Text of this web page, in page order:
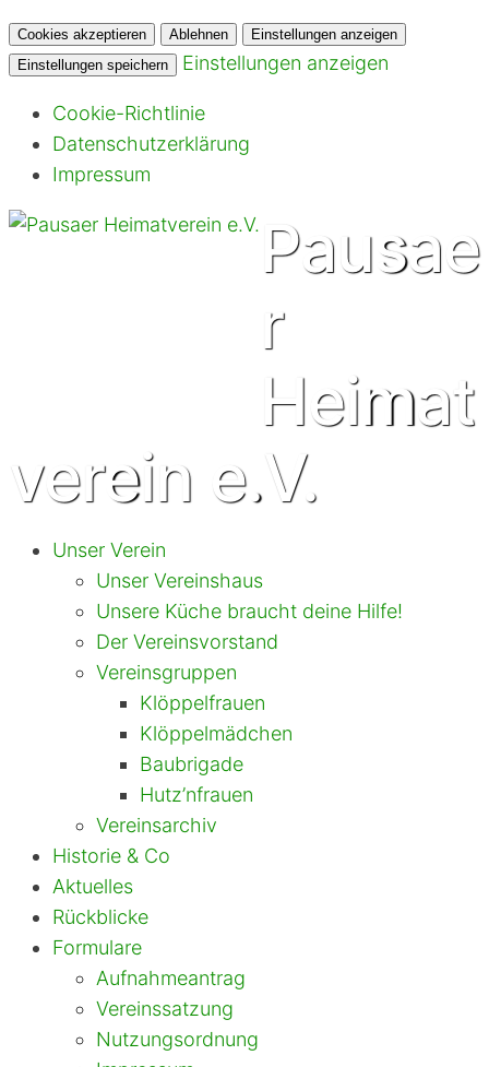
Cookies akzeptieren Ablehnen
Einstellungen anzeigen
Einstellungen speichern
Einstellungen anzeigen
Cookie-Richtlinie
Datenschutzerklärung
Impressum
Pausae
r
Heimat
verein e.V.
Unser Verein
Unser Vereinshaus
Unsere Küche braucht deine Hilfe!
Der Vereinsvorstand
Vereinsgruppen
Klöppelfrauen
Klöppelmädchen
Baubrigade
Hutz’nfrauen
Vereinsarchiv
Historie & Co
Aktuelles
Rückblicke
Formulare
Aufnahmeantrag
Vereinssatzung
Nutzungsordnung